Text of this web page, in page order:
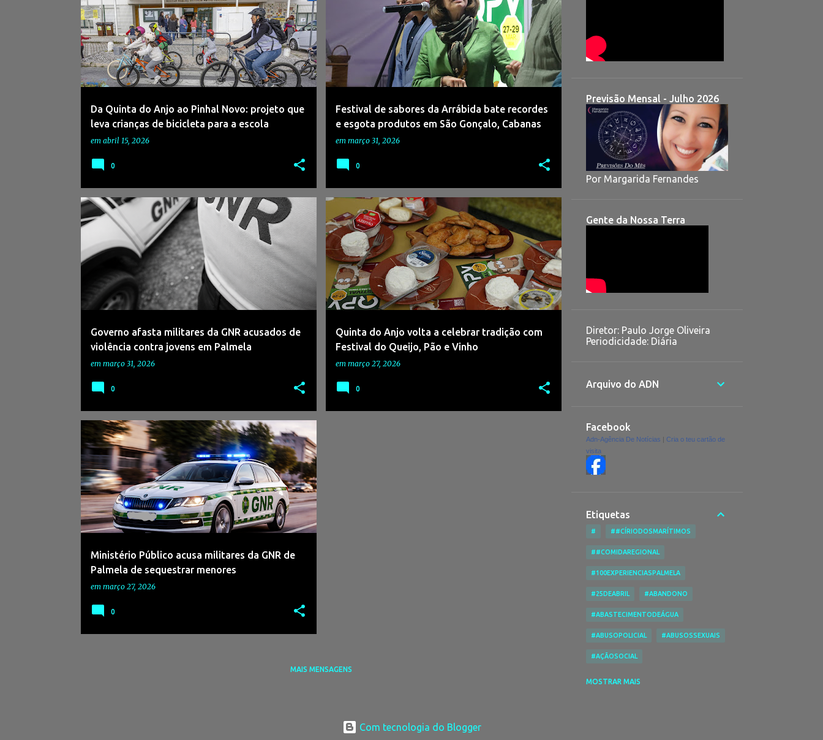
Da Quinta do Anjo ao Pinhal Novo: projeto que
leva crianças de bicicleta para a escola
em abril 15, 2026
0
Festival de sabores da Arrábida bate recordes
e esgota produtos em São Gonçalo, Cabanas
em março 31, 2026
0
Governo afasta militares da GNR acusados de
violência contra jovens em Palmela
em março 31, 2026
#ABUSOPOLICIAL #ADNAGÊNCIADENOTÍCIAS
0
Quinta do Anjo volta a celebrar tradição com
Festival do Queijo, Pão e Vinho
em março 27, 2026
#ADNAGÊNCIADENOTÍCIAS +
0
Ministério Público acusa militares da GNR de
Palmela de sequestrar menores
em março 27, 2026
#ADNAGÊNCIADENOTÍCIAS #CRIME +2
0
MAIS MENSAGENS
Previsão Mensal - Julho 2026
Por Margarida Fernandes
Gente da Nossa Terra
Diretor: Paulo Jorge Oliveira
Periodicidade: Diária
Arquivo do ADN
Facebook
Adn-Agência De Notícias
Cria o teu cartão de
visita
Etiquetas
# ##CÍRIODOSMARÍTIMOS
##COMIDAREGIONAL
#100EXPERIENCIASPALMELA
#25DEABRIL #ABANDONO
#ABASTECIMENTODEÁGUA
#ABUSOPOLICIAL #ABUSOSSEXUAIS
#AÇÃOSOCIAL
MOSTRAR MAIS
Com tecnologia do Blogger